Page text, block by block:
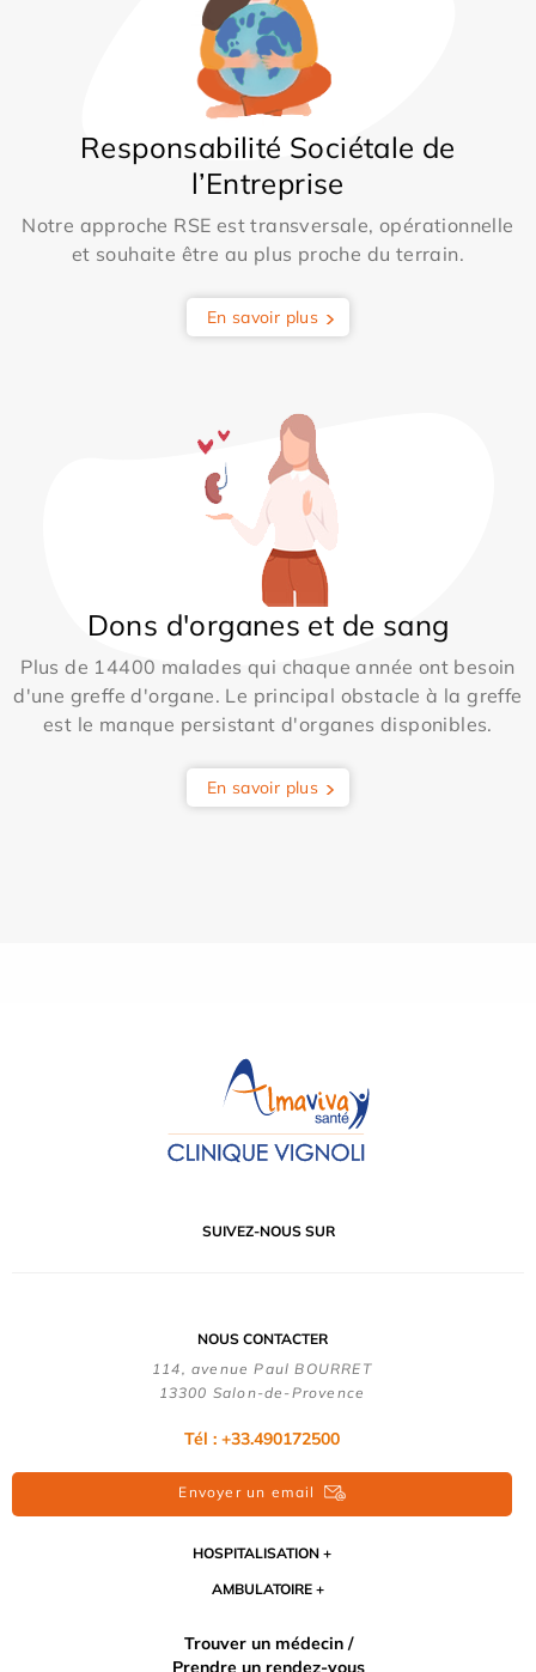
Responsabilité Sociétale de
l’Entreprise
Notre approche RSE est transversale, opérationnelle
et souhaite être au plus proche du terrain.
En savoir plus
Dons d'organes et de sang
Plus de 14400 malades qui chaque année ont besoin
d'une greffe d'organe. Le principal obstacle à la greffe
est le manque persistant d'organes disponibles.
En savoir plus
SUIVEZ-NOUS SUR
NOUS CONTACTER
114, avenue Paul BOURRET
13300 Salon-de-Provence
Tél : +33.490172500
Envoyer un email
HOSPITALISATION
AMBULATOIRE
Trouver un médecin /
Prendre un rendez-vous